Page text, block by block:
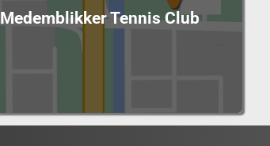
Medemblikker Tennis Club